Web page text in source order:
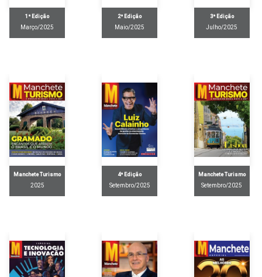
1ª Edição
Março/2025
2ª Edição
Maio/2025
3ª Edição
Julho/2025
Manchete Turismo
2025
4ª Edição
Setembro/2025
Manchete Turismo
Setembro/2025